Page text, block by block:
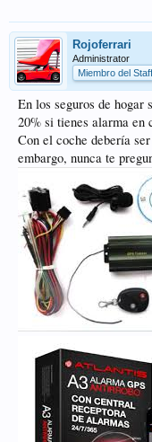
Rojoferrari
Administrator
Miembro del Staff
En los seguros de hogar
20% si tienes alarma en
Con el coche debería
embargo, nunca te